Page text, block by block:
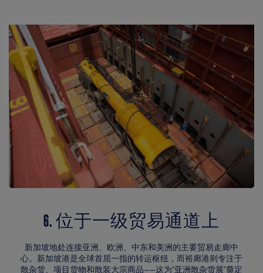
6. 位于一级贸易通道上
新加坡地处连接亚洲、欧洲、中东和美洲的主要贸易走廊中
心。新加坡港是全球首屈一指的转运枢纽，而裕廊港则专注于
散杂货、项目货物和散装大宗商品——这为“亚洲散杂货展”奠定